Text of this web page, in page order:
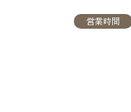
営業時間